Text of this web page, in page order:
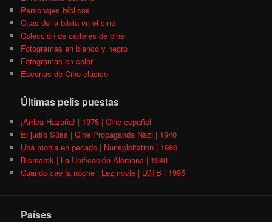
Personajes bíblicos
Citas de la biblia en el cine
Colección de carteles de cine
Fotogramas en blanco y negro
Fotogramas en color
Escenas de Cine clásico
Últimas pelis puestas
¡Arriba Hazaña! | 1978 | Cine español
El judío Süss | Cine Propaganda Nazi | 1940
Una monja en pecado | Nunsploitation | 1986
Bismarck | La Unificación Alemana | 1940
Cuando cae la noche | Lezmovie | LGTB | 1995
Países